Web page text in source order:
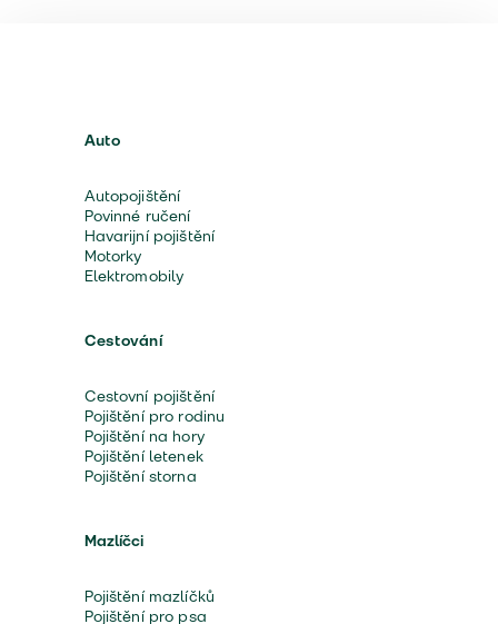
Auto
Autopojištění
Povinné ručení
Havarijní pojištění
Motorky
Elektromobily
Cestování
Cestovní pojištění
Pojištění pro rodinu
Pojištění na hory
Pojištění letenek
Pojištění storna
Mazlíčci
Pojištění mazlíčků
Pojištění pro psa